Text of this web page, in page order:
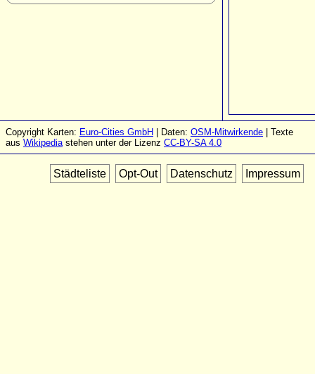
Copyright Karten: Euro-Cities GmbH | Daten: OSM-Mitwirkende | Texte
aus Wikipediastehen unter der Lizenz CC-BY-SA 4.0
Städteliste Opt-Out Datenschutz Impressum